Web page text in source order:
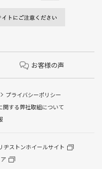
お客様の声
プライバシーポリシー
関する弊社取組について
ヂストンホイールサイト